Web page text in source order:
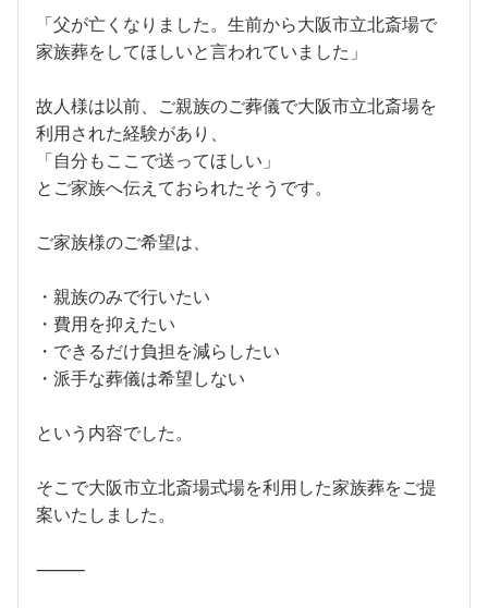
「父が亡くなりました。生前から大阪市立北斎場で
家族葬をしてほしいと言われていました」
故人様は以前、ご親族のご葬儀で大阪市立北斎場を
利用された経験があり、
「自分もここで送ってほしい」
とご家族へ伝えておられたそうです。
ご家族様のご希望は、
・親族のみで行いたい
・費用を抑えたい
・できるだけ負担を減らしたい
・派手な葬儀は希望しない
という内容でした。
そこで大阪市立北斎場式場を利用した家族葬をご提
案いたしました。
⸻